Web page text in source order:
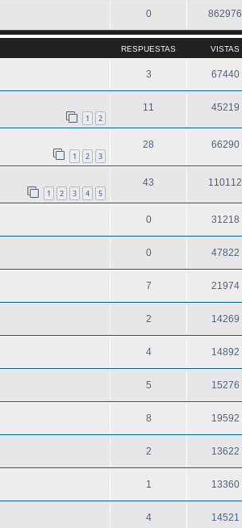
0 862976
RESPUESTAS VISTAS
3 67440
1 2
11 45219
1 2 3
28 66290
1 2 3 4 5
43 110112
0 31218
0 47822
7 21974
2 14269
4 14892
5 15276
8 19592
2 13622
1 13360
4 14521